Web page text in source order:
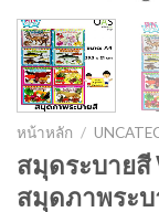
หน้าหลัก /
สมุดระบายสี
สมุดภาพระ